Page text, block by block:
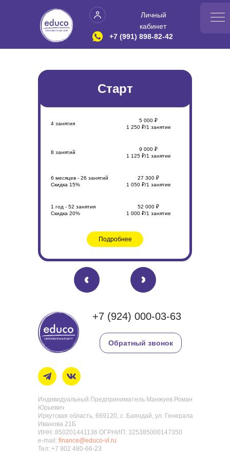
Личный кабинет
Робототехника
О нас
Наши классы
Акции
Преподаватели
Заказать набор
Инстаграм
Контакты
Личный
кабинет
+7 (991) 898-82-42
5 000 ₽
1 250 ₽/1 занятие
4 занятия
9 000 ₽
1 125 ₽/1 занятие
8 занятий
27 300 ₽
1 050 ₽/1 занятие
6 месяцев - 26 занятий
Скидка 15%
52 000 ₽
1 000 ₽/1 занятие
1 год - 52 занятия
Скидка 20%
Подробнее
Старт
Робототехника
Аrduino
+7 (924) 000-03-63
Обратный звонок
Индивидуальный Предприниматель Манжуев Роман
Юрьевич
Иркутская область, 669120, с. Баяндай, ул. Генерала
Иванова 21Б
ИНН: 850201441136 ОГРНИП: 325385000147350
e-mail: finance@educo-vl.ru
Тел: +7 902 480-66-23